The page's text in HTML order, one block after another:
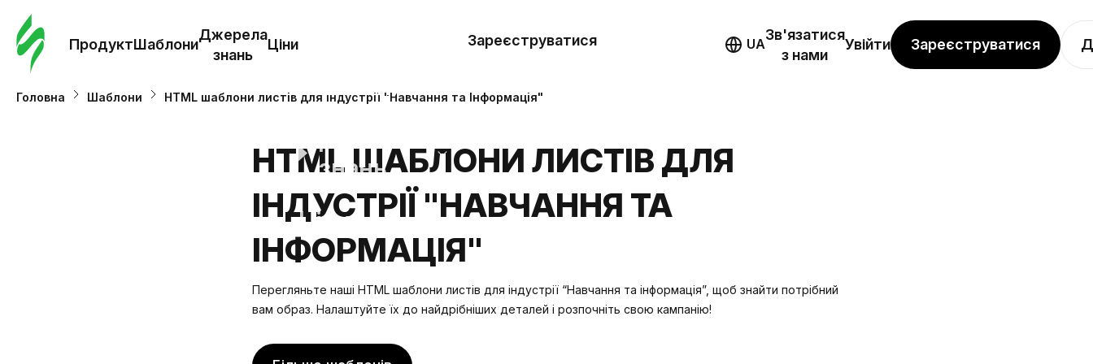
ПродуктШаблони
Джерела
знань
Ціни
Шаблони
знань
Ціни
Зареєструватися UA
Зв'язатися
з нами
Увійти Зареєструватися
Головна Шаблони HTML шаблони листів для індустрії "Навчання та Інформація"
HTML ШАБЛОНИ ЛИСТІВ ДЛЯ
ІНДУСТРІЇ "НАВЧАННЯ ТА
ІНФОРМАЦІЯ"
Перегляньте наші HTML шаблони листів для індустрії “Навчання та інформація”, щоб знайти потрібний
вам образ. Налаштуйте їх до найдрібніших деталей і розпочніть свою кампанію!